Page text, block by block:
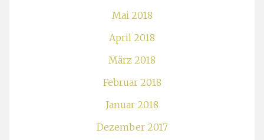
Mai 2018
April 2018
März 2018
Februar 2018
Januar 2018
Dezember 2017